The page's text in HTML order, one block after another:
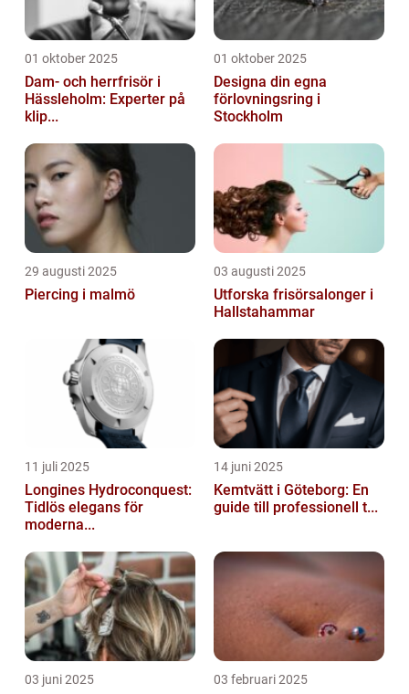
01 oktober 2025
Dam- och herrfrisör i
Hässleholm: Experter på
klip...
01 oktober 2025
Designa din egna
förlovningsring i
Stockholm
29 augusti 2025
Piercing i malmö
03 augusti 2025
Utforska frisörsalonger i
Hallstahammar
11 juli 2025
Longines Hydroconquest:
Tidlös elegans för
moderna...
14 juni 2025
Kemtvätt i Göteborg: En
guide till professionell t...
03 juni 2025 03 februari 2025